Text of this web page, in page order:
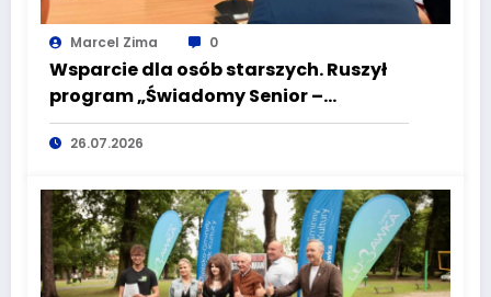
Marcel Zima 0
Wsparcie dla osób starszych. Ruszył
program „Świadomy Senior –
Bezpieczny Senior”
26.07.2026